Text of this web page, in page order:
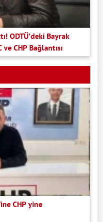
ODTÜ’deki Bayrak
ve CHP Bağlantısı
CHP yine